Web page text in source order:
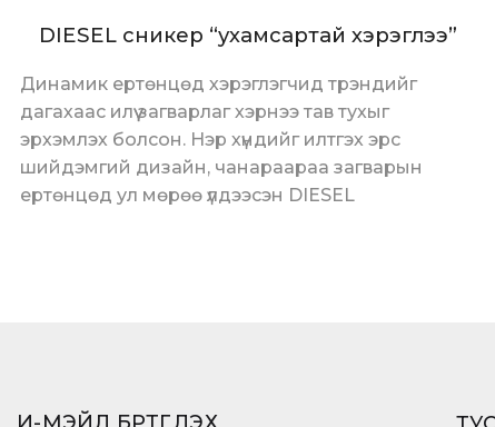
DIESEL сникер “ухамсартай хэрэглээ”
Динамик ертөнцөд хэрэглэгчид трэндийг
дагахаас илүү загварлаг хэрнээ тав тухыг
эрхэмлэх болсон. Нэр хүндийг илтгэх эрс
шийдэмгий дизайн, чанараараа загварын
ертөнцөд ул мөрөө үлдээсэн DIESEL